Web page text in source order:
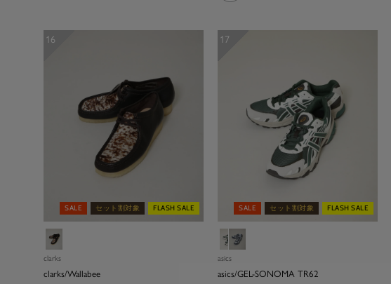
16
SALE セット割対象 FLASH SALE
パ
タ
ー
ン
clarks
clarks/Wallabee
17
SALE セット割対象 FLASH SALE
グ
リ
ー
ン
グ
レ
asics
asics/GEL-SONOMA TR62